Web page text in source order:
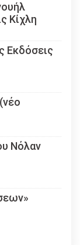
Κίχλη
Εκδόσεις
Νόλαν